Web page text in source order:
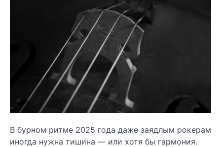
В бурном ритме 2025 года даже заядлым рокерам
иногда нужна тишина — или хотя бы гармония.